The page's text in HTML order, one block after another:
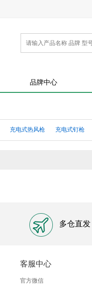
品牌中心
充电式热风枪 充电式钉枪
多仓直发
客服中心
官方微信